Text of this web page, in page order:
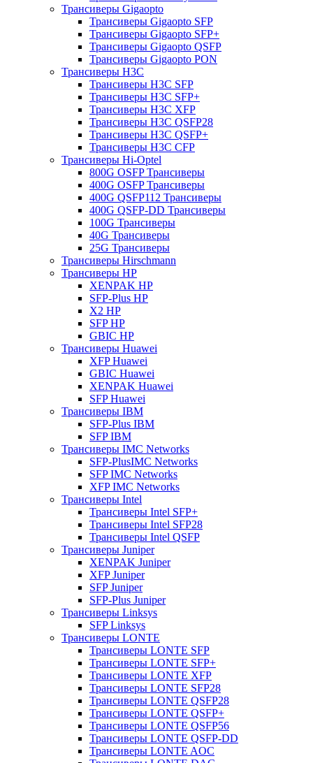
Трансиверы Gigaopto
Трансиверы Gigaopto SFP
Трансиверы Gigaopto SFP+
Трансиверы Gigaopto QSFP
Трансиверы Gigaopto PON
Трансиверы H3C
Трансиверы H3C SFP
Трансиверы H3C SFP+
Трансиверы H3C XFP
Трансиверы H3C QSFP28
Трансиверы H3C QSFP+
Трансиверы H3C CFP
Трансиверы Hi-Optel
800G OSFP Трансиверы
400G OSFP Трансиверы
400G QSFP112 Трансиверы
400G QSFP-DD Трансиверы
100G Трансиверы
40G Трансиверы
25G Трансиверы
Трансиверы Hirschmann
Трансиверы HP
XENPAK HP
SFP-Plus HP
X2 HP
SFP HP
GBIC HP
Трансиверы Huawei
XFP Huawei
GBIC Huawei
XENPAK Huawei
SFP Huawei
Трансиверы IBM
SFP-Plus IBM
SFP IBM
Трансиверы IMC Networks
SFP-PlusIMC Networks
SFP IMC Networks
XFP IMC Networks
Трансиверы Intel
Трансиверы Intel SFP+
Трансиверы Intel SFP28
Трансиверы Intel QSFP
Трансиверы Juniper
XENPAK Juniper
XFP Juniper
SFP Juniper
SFP-Plus Juniper
Трансиверы Linksys
SFP Linksys
Трансиверы LONTE
Трансиверы LONTE SFP
Трансиверы LONTE SFP+
Трансиверы LONTE XFP
Трансиверы LONTE SFP28
Трансиверы LONTE QSFP28
Трансиверы LONTE QSFP+
Трансиверы LONTE QSFP56
Трансиверы LONTE QSFP-DD
Трансиверы LONTE AOC